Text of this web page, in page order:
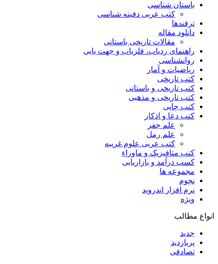
باستان شناسی
کتب عربی دفینه شناسی
ترفندها
دانلود مقاله
مقالات تاریخی باستانی
راهنمای ردیاب، فلزیاب و جهت یابی
روانشناسی
ریاضیات و آمار
کتب تاریخی
کتب تاریخی و باستانی
کتب تاریخی و مذهبی
کتب چاپی
کتب دعا و اذکار
علم جفر
علم رمل
کتب عربی علوم غریبه
کتب متافیزیک و ماوراء
کسب درآمد و بازاریابی
مجموعه ها
نجوم
نرم افزار اندروید
ویژه
انواع مطالب
جدید
پربازدید
تصادفی